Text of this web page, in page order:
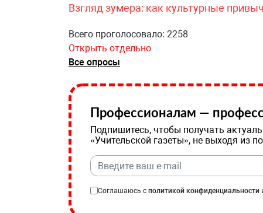
Взгляд зумера: как культурные
Всего проголосовало: 2258
Открыть отдельно
Все опросы
Профессионалам —
Подпишитесь, чтобы получать
«Учительской газеты», не выходя из
Соглашаюсь с политикой конфиденциальности